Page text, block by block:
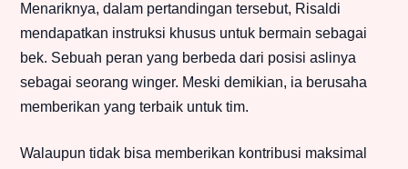
Menariknya, dalam pertandingan tersebut, Risaldi
mendapatkan instruksi khusus untuk bermain sebagai
bek. Sebuah peran yang berbeda dari posisi aslinya
sebagai seorang winger. Meski demikian, ia berusaha
memberikan yang terbaik untuk tim.
Walaupun tidak bisa memberikan kontribusi maksimal